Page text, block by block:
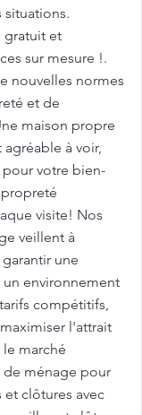
situations.
gratuit et
sur mesure !.
nouvelles normes
et de
maison propre
à voir,
pour votre bien-
visite! Nos
veillent à
une
environnement
compétitifs,
l'attrait
marché
ménage pour
clôtures avec